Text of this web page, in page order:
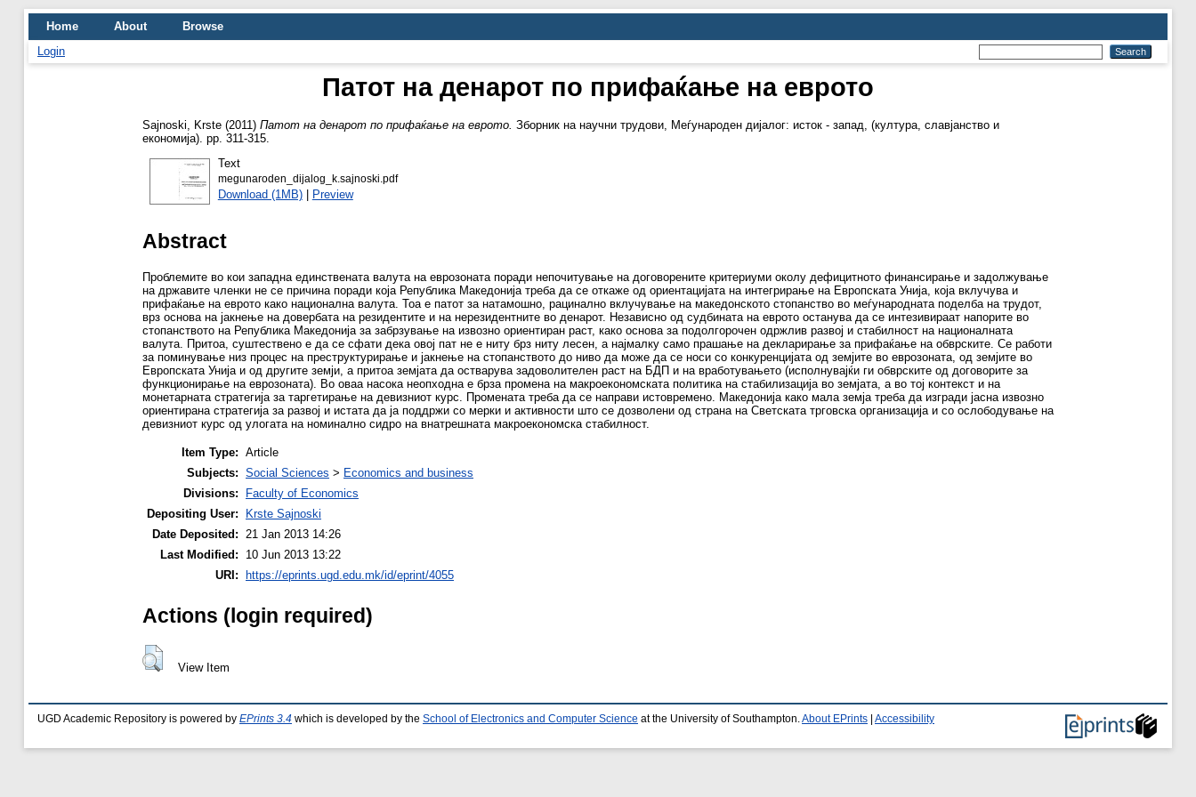
Home About
Browse
Login
Патот на денарот по прифаќање на еврото
Sajnoski, Krste (2011) Патот на денарот по прифаќање на еврото. Зборник на научни трудови, Меѓународен дијалог: исток - запад, (култура, славјанство и
економија). pp. 311-315.
Text
megunaroden_dijalog_k.sajnoski.pdf
Download (1MB)| Preview
Abstract
Проблемите во кои западна единствената валута на еврозоната поради непочитување на договорените критериуми околу дефицитното финансирање и задолжување
на државите членки не се причина поради која Република Македонија треба да се откаже од ориентацијата на интегрирање на Европската Унија, која вклучува и
прифаќање на еврото како национална валута. Тоа е патот за натамошно, рацинално вклучување на македонското стопанство во меѓународната поделба на трудот,
врз основа на јакнење на довербата на резидентите и на нерезидентните во денарот. Независно од судбината на еврото останува да се интезивираат напорите во
стопанството на Република Македонија за забрзување на извозно ориентиран раст, како основа за подолгорочен одржлив развој и стабилност на националната
валута. Притоа, суштествено е да се сфати дека овој пат не е ниту брз ниту лесен, а најмалку само прашање на декларирање за прифаќање на обврските. Се работи
за поминување низ процес на преструктурирање и јакнење на стопанството до ниво да може да се носи со конкуренцијата од земјите во еврозоната, од земјите во
Европската Унија и од другите земји, а притоа земјата да остварува задоволителен раст на БДП и на вработувањето (исполнувајќи ги обврските од договорите за
функционирање на еврозоната). Во оваа насока неопходна е брза промена на макроекономската политика на стабилизација во земјата, а во тој контекст и на
монетарната стратегија за таргетирање на девизниот курс. Промената треба да се направи истовремено. Македонија како мала земја треба да изгради јасна извозно
ориентирана стратегија за развој и истата да ја поддржи со мерки и активности што се дозволени од страна на Светската трговска организација и со ослободување на
девизниот курс од улогата на номинално сидро на внатрешната макроекономска стабилност.
Item Type: Article
Subjects: Social Sciences > Economics and business
Divisions:
Faculty of Economics
Depositing User:
Krste Sajnoski
Date Deposited: 21 Jan 2013 14:26
Last Modified:
10 Jun 2013 13:22
URI:
https://eprints.ugd.edu.mk/id/eprint/4055
Actions (login required)
View Item
UGD Academic Repository is powered by EPrints 3.4 which is developed by the School of Electronics and Computer Science at the University of Southampton.About EPrints Accessibility